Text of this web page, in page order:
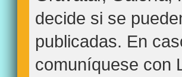
decide si se
publicadas. En
comuníquese con